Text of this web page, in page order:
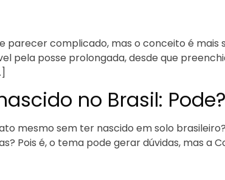
parecer complicado, mas o conceito é mais
pela posse prolongada, desde que
no Brasil: Pode?
sem ter nascido em solo brasileiro?
Pois é, o tema pode gerar dúvidas, mas a